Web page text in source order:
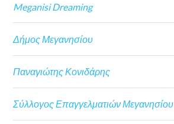
Meganisi Dreaming
Δήμος Μεγανησίου
Παναγιώτης Κονιδάρης
Σύλλογος Επαγγελματιών Μεγανησίου